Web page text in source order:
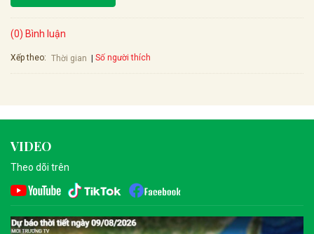
(0) Bình luận
Xếp theo: Thời gian Số người thích
VIDEO
Theo dõi trên